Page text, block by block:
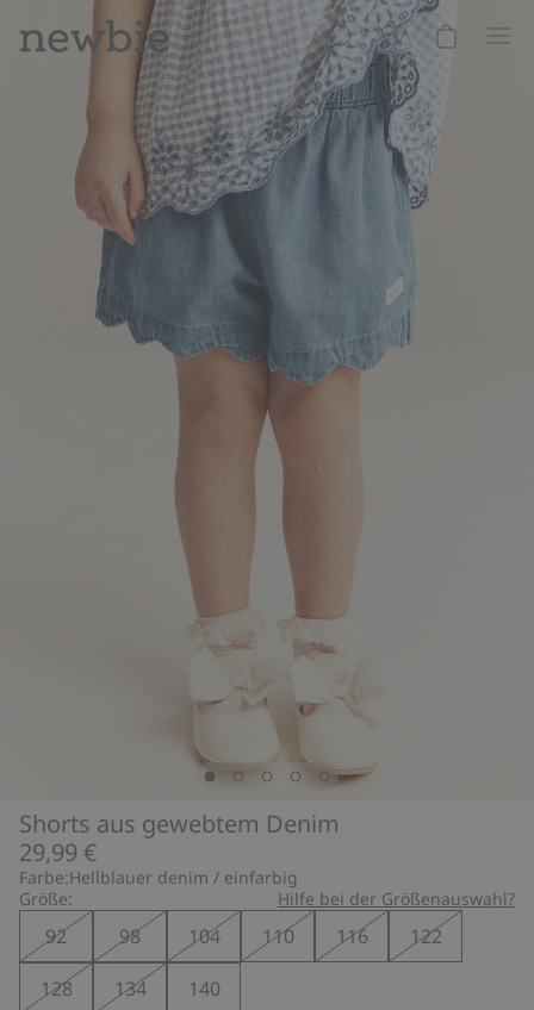
Shorts aus gewebtem Denim
29,99 €
Farbe:Hellblauer denim / einfarbig
Größe:
Hilfe bei der Größenauswahl?
92 98 104 110 116
122
128
134
140